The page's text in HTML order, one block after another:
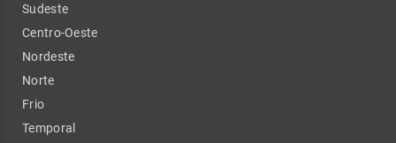
Sudeste
Centro-Oeste
Nordeste
Norte
Frio
Temporal